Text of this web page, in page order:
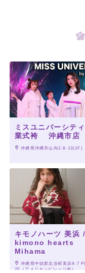
ミスユニバーシテ
業式袴 沖縄市店
沖縄県沖縄市山内2-8-13(1F)
キモノハーツ 美浜 /
kimono hearts
Mihama
沖縄県中頭郡北谷町美浜9-7
2F（アメリカンビレッジ内）